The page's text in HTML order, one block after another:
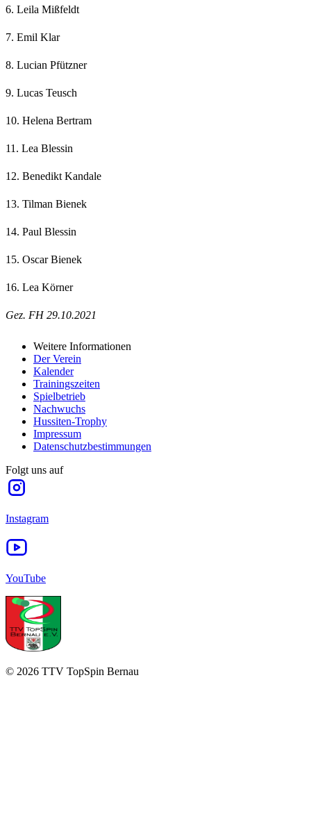
6. Leila Mißfeldt
7. Emil Klar
8. Lucian Pfützner
9. Lucas Teusch
10. Helena Bertram
11. Lea Blessin
12. Benedikt Kandale
13. Tilman Bienek
14. Paul Blessin
15. Oscar Bienek
16. Lea Körner
Gez. FH 29.10.2021
Weitere Informationen
Der Verein
Kalender
Trainingszeiten
Spielbetrieb
Nachwuchs
Hussiten-Trophy
Impressum
Datenschutzbestimmungen
Folgt uns auf
Instagram
YouTube
© 2026 TTV TopSpin Bernau